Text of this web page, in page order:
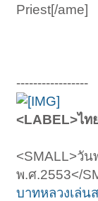
Priest[/ame]
-----------------
<LABEL>ไท
<SMALL>วั
พ.ศ.2553</
บาทหลวงเล่น